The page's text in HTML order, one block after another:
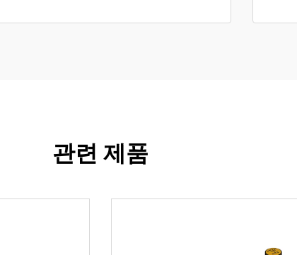
관련 제품